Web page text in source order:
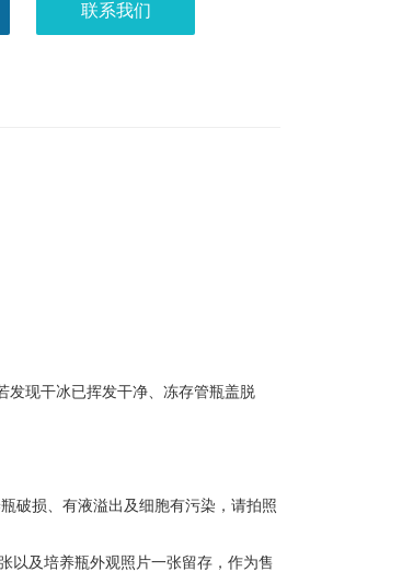
联系我们
发现干冰已挥发干净、冻存管瓶盖脱
破损、有液溢出及细胞有污染，请拍照
以及培养瓶外观照片一张留存，作为售